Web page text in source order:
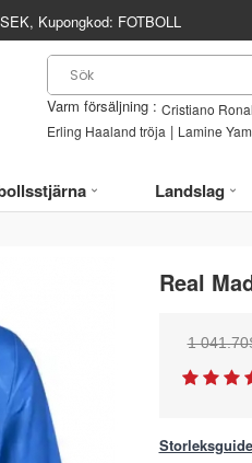
SEK, Kupongkod: FOTBOLL
Varm försäljning : Cristiano
Erling Haaland tröja | Lamine
Landslag
Real
1